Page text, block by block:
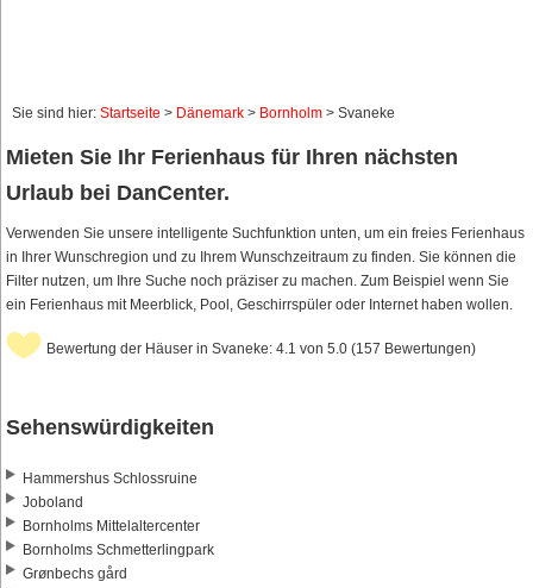
Sie sind hier: Startseite > Dänemark > Bornholm > Svaneke
Mieten Sie Ihr Ferienhaus für Ihren nächsten
Urlaub bei DanCenter.
Verwenden Sie unsere intelligente Suchfunktion unten, um ein freies Ferienhaus
in Ihrer Wunschregion und zu Ihrem Wunschzeitraum zu finden. Sie können die
Filter nutzen, um Ihre Suche noch präziser zu machen. Zum Beispiel wenn Sie
ein Ferienhaus mit Meerblick, Pool, Geschirrspüler oder Internet haben wollen.
Bewertung der Häuser in Svaneke: 4.1 von 5.0 (157 Bewertungen)
Sehenswürdigkeiten
Hammershus Schlossruine
Joboland
Bornholms Mittelaltercenter
Bornholms Schmetterlingpark
Grønbechs gård